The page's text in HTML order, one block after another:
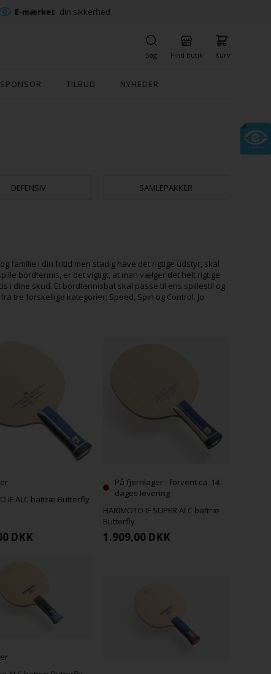
E-mærket din sikkerhed
Søg Find butik Kurv
SPONSOR TILBUD NYHEDER
DEFENSIV SAMLEPAKKER
familie i din fritid men stadig have det rigtige udstyr, skal
bordtennis, er det vigtigt, at man vælger det helt rigtige
i dine skud. Et bordtennisbat skal passe til ens spillestil og
tre forskellige kategorier: Speed, Spin og Control. Jo
IF ALC battræ Butterfly
DKK
På fjernlager - forvent ca. 14
dages levering
HARIMOTO IF SUPER ALC battræ
Butterfly
1.909,00 DKK